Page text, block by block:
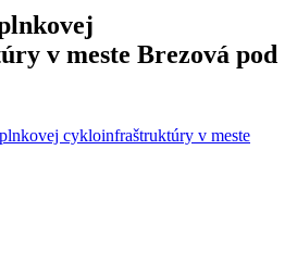
v meste Brezová pod